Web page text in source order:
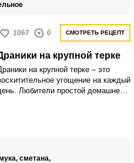
1067 0 СМОТРЕТЬ РЕЦЕПТ
на крупной терке
на крупной терке – это
угощение на каждый
Любители простой домашней
сметана,